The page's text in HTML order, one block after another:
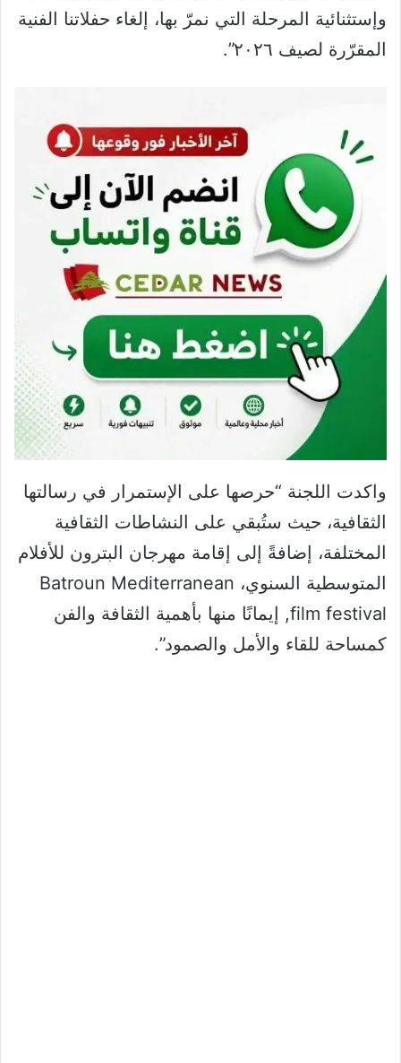
وإستثنائية المرحلة التي نمرّ بها، إلغاء حفلاتنا الفنية
المقرّرة لصيف ٢٠٢٦”.
واكدت اللجنة “حرصها على الإستمرار في رسالتها
الثقافية، حيث ستُبقي على النشاطات الثقافية
المختلفة، إضافةً إلى إقامة مهرجان البترون للأفلام
المتوسطية السنوي، Batroun Mediterranean
film festival, إيمانًا منها بأهمية الثقافة والفن
كمساحة للقاء والأمل والصمود”.